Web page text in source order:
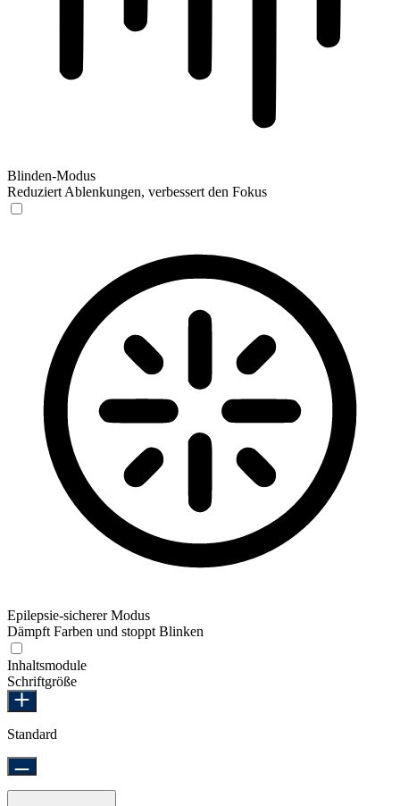
Blinden-Modus
Reduziert Ablenkungen, verbessert den Fokus
Epilepsie-sicherer Modus
Dämpft Farben und stoppt Blinken
Inhaltsmodule
Schriftgröße
Standard